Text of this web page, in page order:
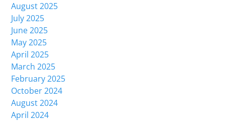
August 2025
July 2025
June 2025
May 2025
April 2025
March 2025
February 2025
October 2024
August 2024
April 2024